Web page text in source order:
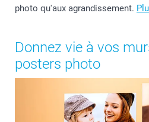
photo qu'aux agrandissement.
Donnez vie à vos
posters photo